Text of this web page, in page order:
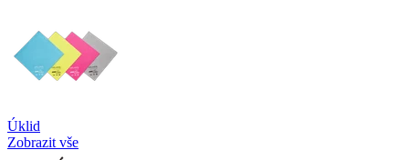
Úklid
Zobrazit vše